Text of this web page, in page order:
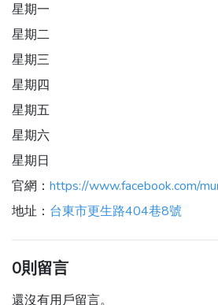
星期一
星期二
星期三
星期四
星期五
星期六
星期日
官網： https://www.facebook.com/
地址： 台東市更生路404巷8號
0則留言
還沒有用戶留言。